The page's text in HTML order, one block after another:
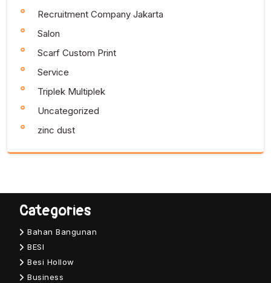
Recruitment Company Jakarta
Salon
Scarf Custom Print
Service
Triplek Multiplek
Uncategorized
zinc dust
Categories
Bahan Bangunan
BESI
Besi Hollow
Business